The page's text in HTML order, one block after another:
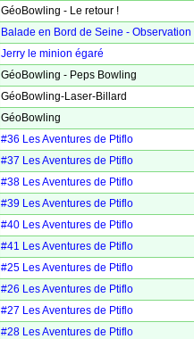
GéoBowling - Le retour !
Balade en Bord de Seine - Observation
Jerry le minion égaré
GéoBowling - Peps Bowling
GéoBowling-Laser-Billard
GéoBowling
#36 Les Aventures de Ptiflo
#37 Les Aventures de Ptiflo
#38 Les Aventures de Ptiflo
#39 Les Aventures de Ptiflo
#40 Les Aventures de Ptiflo
#41 Les Aventures de Ptiflo
#25 Les Aventures de Ptiflo
#26 Les Aventures de Ptiflo
#27 Les Aventures de Ptiflo
#28 Les Aventures de Ptiflo